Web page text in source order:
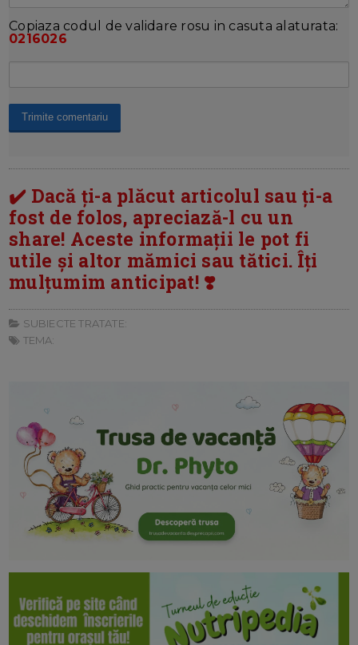
Copiaza codul de validare rosu in casuta alaturata:
0216026
✔️ Dacă ți-a plăcut articolul sau ți-a
fost de folos, apreciază-l cu un
share! Aceste informații le pot fi
utile și altor mămici sau tătici. Îți
mulțumim anticipat! ❣️
SUBIECTE TRATATE:
TEMA: